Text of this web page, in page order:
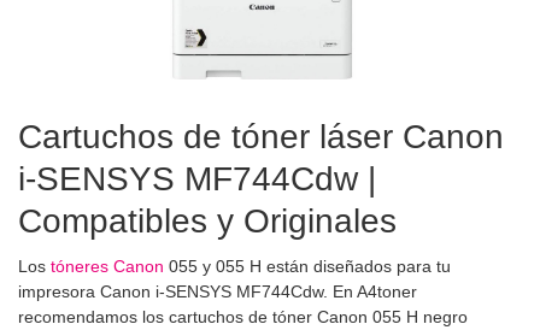
Cartuchos de tóner láser Canon
i-SENSYS MF744Cdw |
Compatibles y Originales
Los tóneres Canon 055 y 055 H están diseñados para tu
impresora Canon i-SENSYS MF744Cdw. En A4toner
recomendamos los cartuchos de tóner Canon 055 H negro